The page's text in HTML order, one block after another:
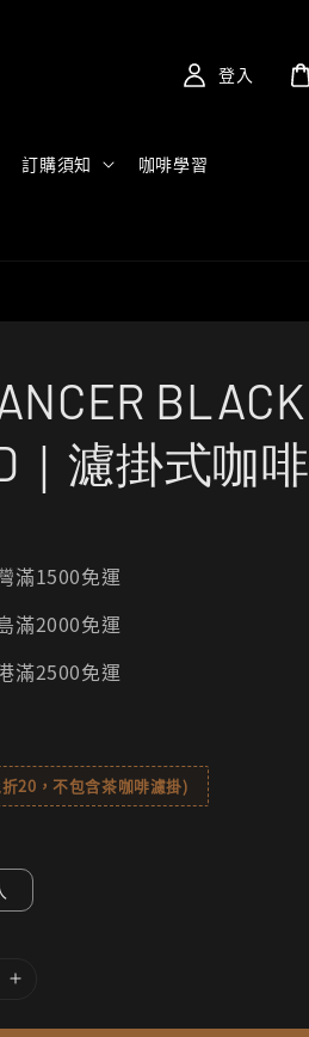
訂購須知 咖啡學習
登入
BLACK
｜濾掛式咖啡
滿1500免運
滿2000免運
滿2500免運
20，不包含茶咖啡濾掛)